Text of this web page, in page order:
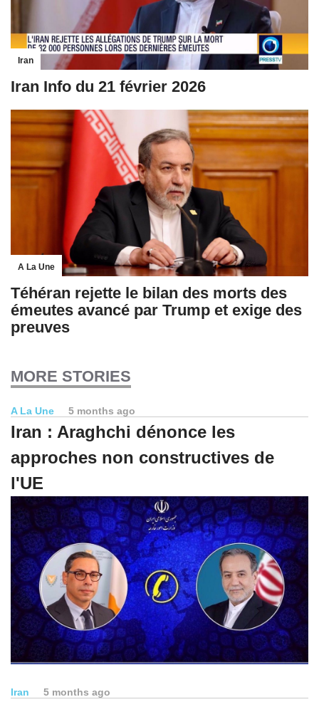
Iran
Iran Info du 21 février 2026
A La Une
Téhéran rejette le bilan des morts des
émeutes avancé par Trump et exige des
preuves
MORE STORIES
A La Une 5 months ago
Iran : Araghchi dénonce les
approches non constructives de
l'UE
Iran 5 months ago